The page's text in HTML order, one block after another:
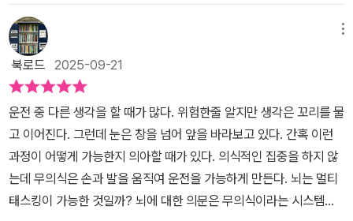
사회적 이미지 기능장애가 있는 사람도 수면마비가 오면 환각에 빠질
가능성이 더 높다. 사회적 이미지 기능장애를 갖고 있는 사람은 다른
사람들이 항상 자신을 주목하고 재단한다고 믿는다. 이런 사람은 수
는 것 같은 환각을 더 심하게 느낀다. 무의식이 만들어내는 이야기최
근 저자 부부는 코네티컷주 미스틱 시포트에 여행을 갔다가 한적한
거리 끝에 있는 아이스크림 가게를 발견했다. 창문에는 딸기가 토핑
된 와플콘 사진이 붙어 있었고 나무로 만들어진 가게 간판은 바람에
앞뒤로 흔들렸다. 가게를 보는데 익숙하다는 느낌이 강하게 들었다.
로 시뮬레이션만 해도 운동실력이 높아진다는 것이다. 의식이 한 상
상을 무의식은 진짜 한것으로 여겨서 결국 정신이 몸의 한계를 뛰어
넘게 만든다. 이렇듯 뇌는 일어나지도 않은 일을 상상하며 기억을 편
집한다. 기억은 지극히 자기중심적이어서 과거의 고통을 잊기 위해서
라도 필요한 것만 선별한다. 큰 충격을 받은 이들이 그 기억을 아예 지
워버리는 것 같은 경우다. 반면, 없는 기억을 만들어 내기도 한다. 그
래서 초자연적인 것을 비이성적으로 믿기도 하고, 심각한 착각에도
빠진다. 조현병 환자들이 환청을 듣는 이유가 자아와 타자, 환상과 현
실의 경계가 흐트러지기 때문이다. 일종의 최면 같은 것이다. 책 내용
의 불가사의함이 다 그냥 흘려보내는 감각이 아니라 뇌의 무의식 회
로가 보내는 신호일지도 모른다고...과학적인 근거가 탄탄하면서도
여러가지 사례들이 많아, 몰입감이 있고 생각을 자주 멈추게 한다.
“왜 나는 그렇게 느꼈지”, “어디까지가 진짜 나지?” 같은 질문들을 스
스로에게 하게 된다.📎41.뇌는 최선을 다해 이야기를 만든다. 뇌의
무의식계는 패턴을 찾아내고, 다음 패턴을 예측하며, 맥락의 실마리
를 이용해 불완전한 그림의 빈틈을 메우는 뛰어난 재주가 있다. 어쩌
면 이런 활동이 총체적으로 작용해 무의식이 수신한 누더기 신호를
바느질해 꿈속 풍경으로 엮어내는 것일 수도 있다. 이렇게 해서 사고,
기억, 두려움, 바람으로 맞춰 이은 조각보가 우리의 정신을 차지하고
북로드 2025-09-21
운전 중 다른 생각을 할 때가 많다. 위험한줄 알지만 생각은 꼬리를 물
고 이어진다. 그런데 눈은 창을 넘어 앞을 바라보고 있다. 간혹 이런
과정이 어떻게 가능한지 의아할 때가 있다. 의식적인 집중을 하지 않
는데 무의식은 손과 발을 움직여 운전을 가능하게 만든다. 뇌는 멀티
태스킹이 가능한 것일까? 뇌에 대한 의문은 무의식이라는 시스템을